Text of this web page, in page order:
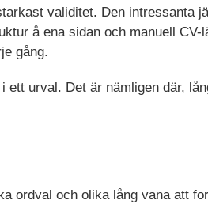
validitet. Den intressanta
å ena sidan och manuell CV-
gång.
urval. Det är nämligen där,
ordval och olika lång vana att